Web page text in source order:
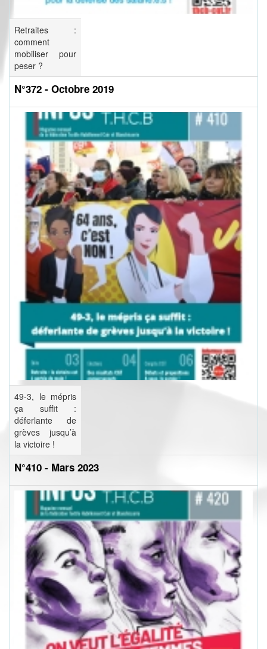
Retraites :
comment
mobiliser pour
peser ?
N°372 - Octobre 2019
49-3, le mépris
ça suffit :
déferlante de
grèves jusqu’à
la victoire !
N°410 - Mars 2023